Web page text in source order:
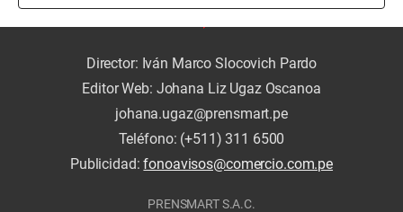
Director: Iván Marco Slocovich Pardo
Editor Web: Johana Liz Ugaz Oscanoa
johana.ugaz@prensmart.pe
Teléfono: (+511) 311 6500
Publicidad:fonoavisos@comercio.com.pe
PRENSMART S.A.C.